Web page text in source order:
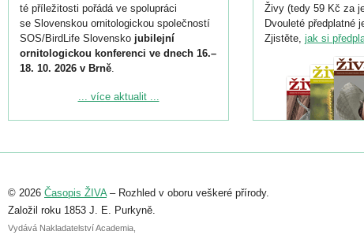
té příležitosti pořádá ve spolupráci
se Slovenskou ornitologickou společností
SOS/BirdLife Slovensko jubilejní
ornitologickou konferenci ve dnech 16.–
18. 10. 2026 v Brně.
Podrobnější informace ke konferenci
Registrovat se můžete do 6. září.
abstraktu přihlášené přednášky nebo
posteru je už 30. června.
... více aktualit ...
Živy (tedy 59 Kč za
Dvouleté předplatné
Zjistěte, jak si
© 2026 Časopis ŽIVA– Rozhled v oboru veškeré přírody.
Založil roku 1853 J. E. Purkyně.
Vydává Nakladatelství Academia,